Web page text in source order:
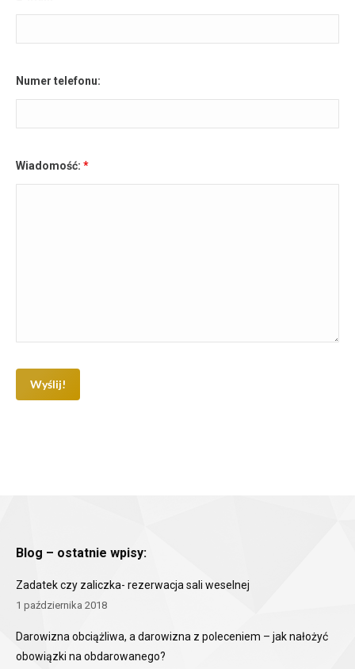
Numer telefonu:
Wiadomość: *
Blog – ostatnie wpisy:
Zadatek czy zaliczka- rezerwacja sali weselnej
1 października 2018
Darowizna obciążliwa, a darowizna z poleceniem – jak nałożyć
obowiązki na obdarowanego?